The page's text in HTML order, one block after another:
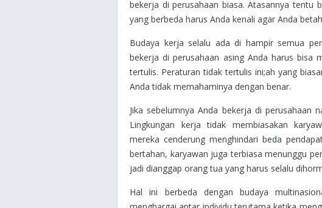
bekerja di perusahaan biasa. Atasannya tentu
yang berbeda harus Anda kenali agar Anda
Budaya kerja selalu ada di hampir semua
bekerja di perusahaan asing Anda harus bisa
tertulis. Peraturan tidak tertulis ini;ah yang
Anda tidak memahaminya dengan benar.
Jika sebelumnya Anda bekerja di perusahaan
Lingkungan kerja tidak membiasakan
mereka cenderung menghindari beda
bertahan, karyawan juga terbiasa menunggu
jadi dianggap orang tua yang harus selalu
Hal ini berbeda dengan budaya